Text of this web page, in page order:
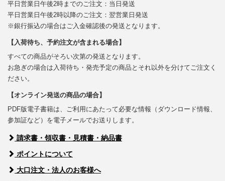
平日営業日午後2時までのご注文：当日発送
平日営業日午後2時以降のご注文：翌営業日発送
※銀行振込の場合はご入金確認後の発送となります。
【入荷待ち、予約注文が含まれる場合】
すべての商品がそろい次第の発送となります。
お急ぎの場合は入荷待ち・発売予定の商品とそれ以外を分けてご注文く
ださい。
【オンライン発送の商品の場合】
PDF版電子書籍は、ご利用にあたって必要な情報（ダウンロード情報、
参加証など）を電子メールでお送りします。
請求書・領収書・見積書・納品書
ポイントについて
大口注文・法人のお客様へ